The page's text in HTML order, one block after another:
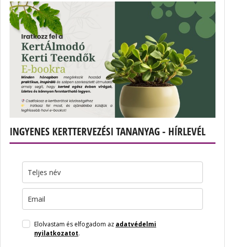
INGYENES KERTTERVEZÉSI TANANYAG - HÍRLEVÉL
Elolvastam és elfogadom az adatvédelmi
nyilatkozatot.